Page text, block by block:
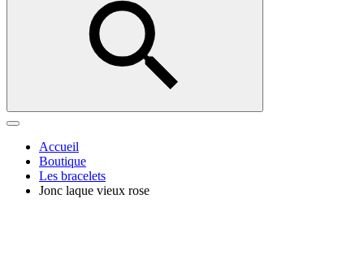
Accueil
Boutique
Les bracelets
Jonc laque vieux rose